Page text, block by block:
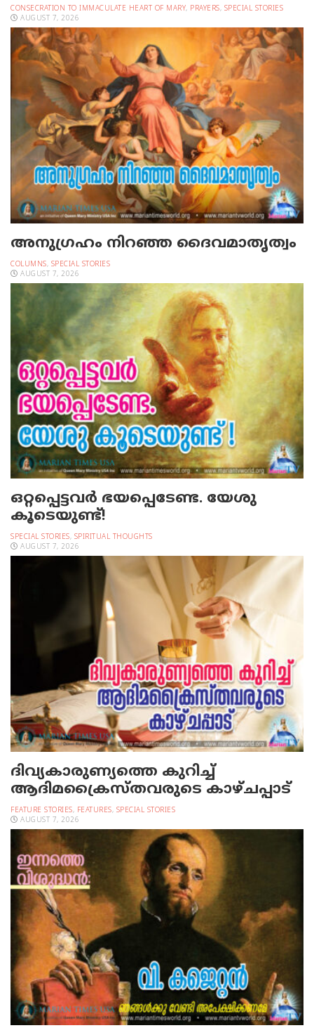
CONSECRATION TO IMMACULATE HEART OF MARY, PRAYERS, SPECIAL STORIES
AUGUST 7, 2026
അനുഗ്രഹം നിറഞ്ഞ ദൈവമാതൃത്വം
COLUMNS, SPECIAL STORIES
AUGUST 7, 2026
ഒറ്റപ്പെട്ടവര്‍ ഭയപ്പെടേണ്ട. യേശു
കൂടെയുണ്ട്!
SPECIAL STORIES, SPIRITUAL THOUGHTS
AUGUST 7, 2026
ദിവ്യകാരുണ്യത്തെ കുറിച്ച്
ആദിമക്രൈസ്തവരുടെ കാഴ്ചപ്പാട്
FEATURE STORIES, FEATURES, SPECIAL STORIES
AUGUST 7, 2026